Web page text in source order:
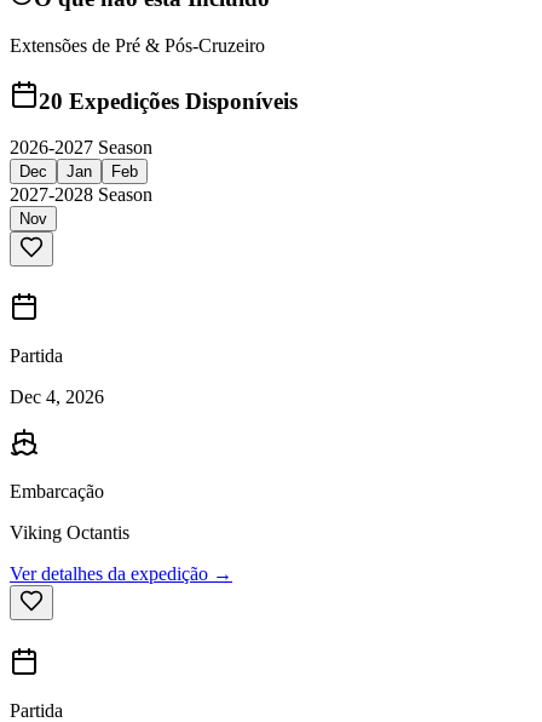
Extensões de Pré & Pós-Cruzeiro
20 Expedições Disponíveis
2026-2027 Season
Dec Jan Feb
2027-2028 Season
Nov
Partida
Dec 4, 2026
Embarcação
Viking Octantis
Ver detalhes da expedição →
Partida